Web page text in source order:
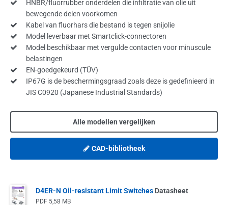
HNBR/fluorrubber onderdelen die infiltratie van olie uit
bewegende delen voorkomen
Kabel van fluorhars die bestand is tegen snijolie
Model leverbaar met Smartclick-connectoren
Model beschikbaar met vergulde contacten voor minuscule
belastingen
EN-goedgekeurd (TÜV)
IP67G is de beschermingsgraad zoals deze is gedefinieerd in
JIS C0920 (Japanese Industrial Standards)
Alle modellen vergelijken
CAD-bibliotheek
D4ER-N Oil-resistant Limit Switches Datasheet
PDF 5,58 MB